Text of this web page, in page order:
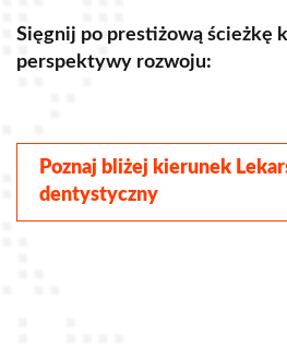
Sięgnij po prestiżową ścieżkę
perspektywy rozwoju:
Poznaj bliżej kierunek
dentystyczny